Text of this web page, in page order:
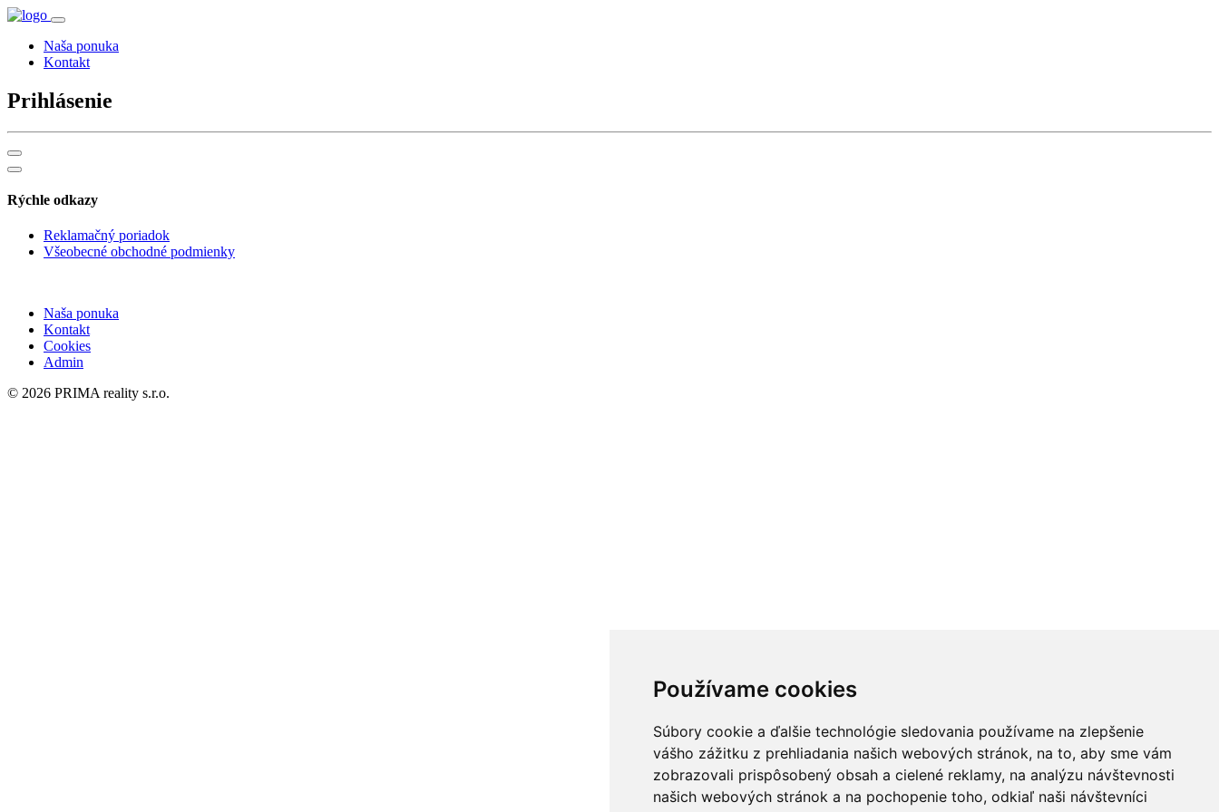
Používame cookies
Súbory cookie a ďalšie technológie sledovania používame na zlepšenie
vášho zážitku z prehliadania našich webových stránok, na to, aby sme vám
zobrazovali prispôsobený obsah a cielené reklamy, na analýzu návštevnosti
našich webových stránok a na pochopenie toho, odkiaľ naši návštevníci
Naša ponuka
Kontakt
Prihlásenie
Rýchle odkazy
Reklamačný poriadok
Všeobecné obchodné podmienky
Naša ponuka
Kontakt
Cookies
Admin
© 2026 PRIMA reality s.r.o.